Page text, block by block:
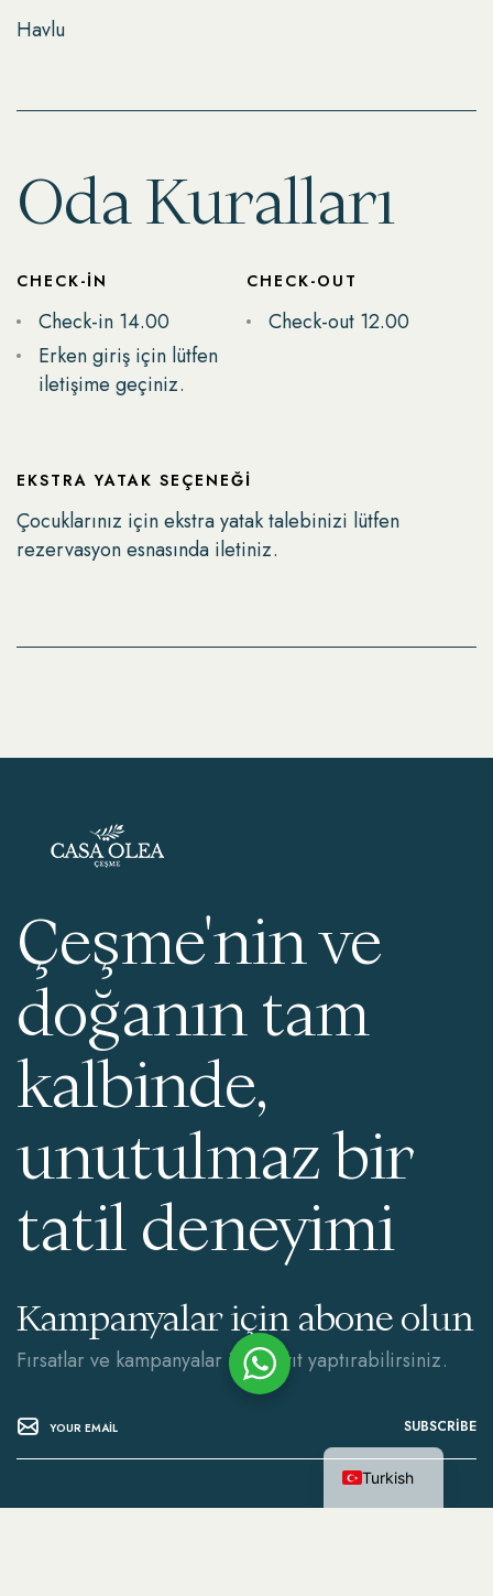
Havlu
Oda Kuralları
CHECK-IN
Check-in 14.00
Erken giriş için lütfen
iletişime geçiniz.
CHECK-OUT
Check-out 12.00
EKSTRA YATAK SEÇENEĞI
Çocuklarınız için ekstra yatak talebinizi lütfen
rezervasyon esnasında iletiniz.
Çeşme'nin ve
doğanın tam
kalbinde,
unutulmaz bir
tatil deneyimi
Kampanyalar için abone olun
Fırsatlar ve kampanyalar için kayıt yaptırabilirsiniz.
SUBSCRIBE
Turkish